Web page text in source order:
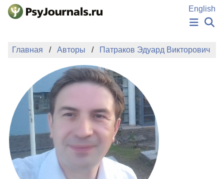
Перейти к основному содержанию
English
НОВОСТИ
АВТОРЫ
ПОДАТЬ РУКОПИСЬ
БАЗА ЗНАНИЙ
КЛЮЧЕВЫЕ СЛОВА
Регистрация
Главная Авторы Патраков Эдуард Викторович